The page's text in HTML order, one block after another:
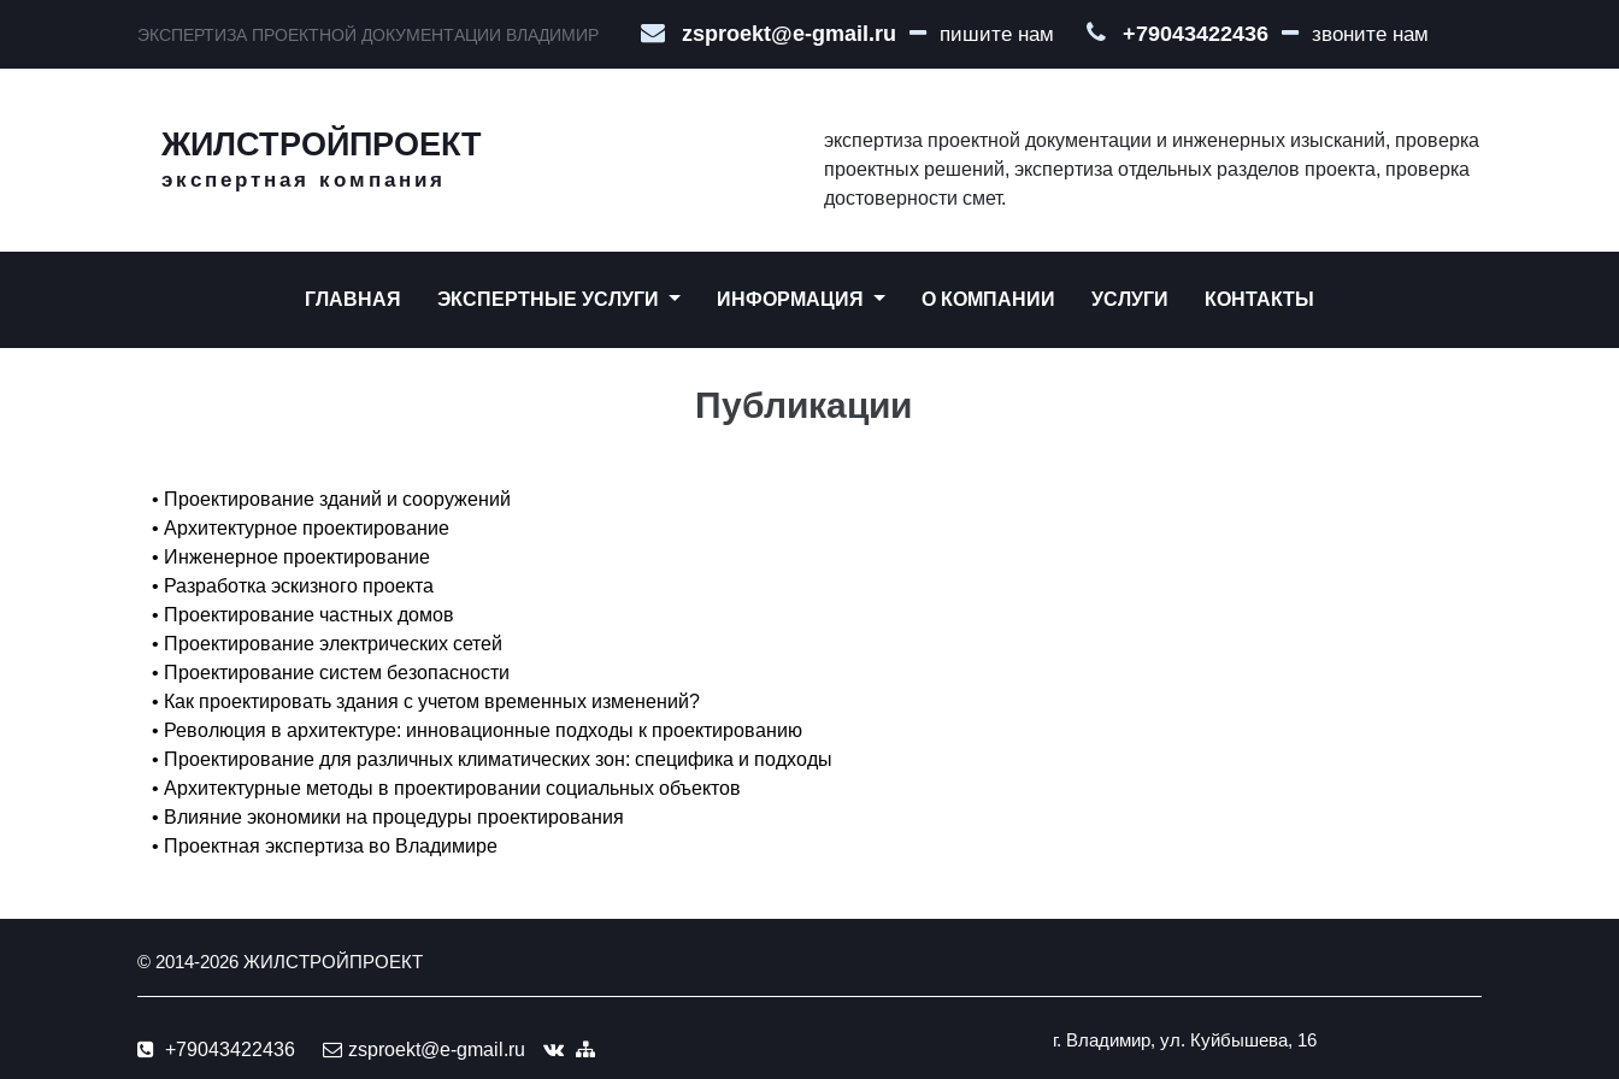
ЭКСПЕРТИЗА ПРОЕКТНОЙ ДОКУМЕНТАЦИИ ВЛАДИМИР zsproekt@e-gmail.ru пишите нам +79043422436 звоните нам
ЖИЛСТРОЙПРОЕКТ
экспертная компания
экспертиза проектной документации и инженерных изысканий, проверка
проектных решений, экспертиза отдельных разделов проекта, проверка
достоверности смет.
ГЛАВНАЯ ЭКСПЕРТНЫЕ УСЛУГИ ИНФОРМАЦИЯ О КОМПАНИИ УСЛУГИ КОНТАКТЫ
Публикации
• Проектирование зданий и сооружений
• Архитектурное проектирование
• Инженерное проектирование
• Разработка эскизного проекта
• Проектирование частных домов
• Проектирование электрических сетей
• Проектирование систем безопасности
• Как проектировать здания с учетом временных изменений?
• Революция в архитектуре: инновационные подходы к проектированию
• Проектирование для различных климатических зон: специфика и подходы
• Архитектурные методы в проектировании социальных объектов
• Влияние экономики на процедуры проектирования
• Проектная экспертиза во Владимире
© 2014-2026 ЖИЛСТРОЙПРОЕКТ
+79043422436 zsproekt@e-gmail.ru г. Владимир, ул. Куйбышева, 16